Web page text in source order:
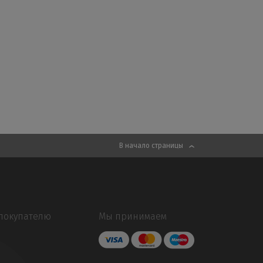
В начало страницы
Мы принимаем